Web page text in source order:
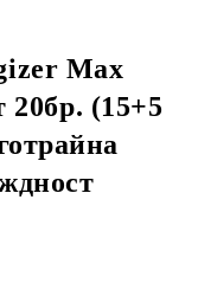
Max
(15+5